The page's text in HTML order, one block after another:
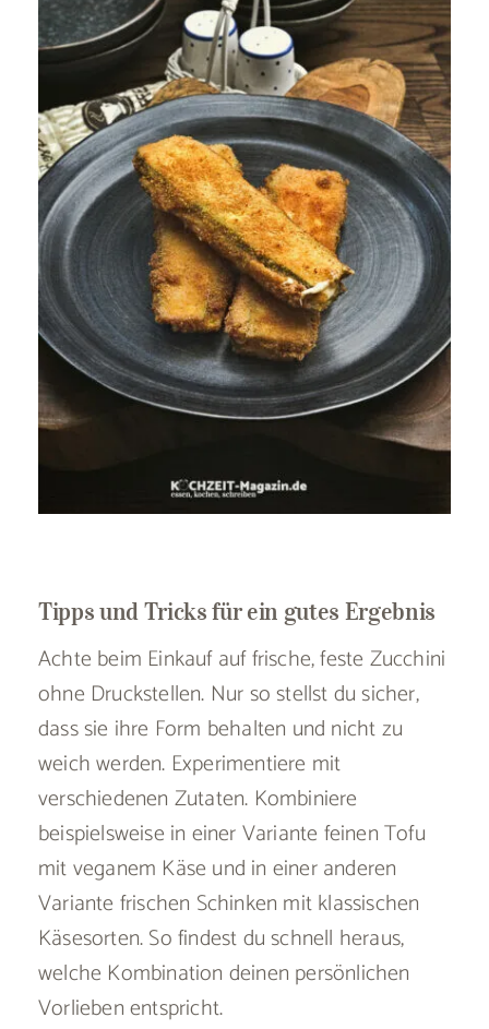
Tipps und Tricks für ein gutes Ergebnis
Achte beim Einkauf auf frische, feste Zucchini
ohne Druckstellen. Nur so stellst du sicher,
dass sie ihre Form behalten und nicht zu
weich werden. Experimentiere mit
verschiedenen Zutaten. Kombiniere
beispielsweise in einer Variante feinen Tofu
mit veganem Käse und in einer anderen
Variante frischen Schinken mit klassischen
Käsesorten. So findest du schnell heraus,
welche Kombination deinen persönlichen
Vorlieben entspricht.